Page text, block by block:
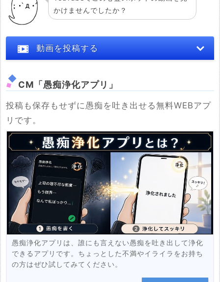
かけませんでしたか？
動画を投稿する
※YouTubeのURL
例：https://www.youtube.com/watch?v=***********
例：https://youtu.be/***********
投稿する
CM「愚痴浄化アプリ」
投稿も保存もせずに愚痴を吐き出せる無料WEBアプ
リです。
愚痴浄化アプリは、誰にも言えない愚痴を吐き出して浄化
できるアプリです。ちょっとした不満やイライラをお持ち
の方はぜひ試してみてください。